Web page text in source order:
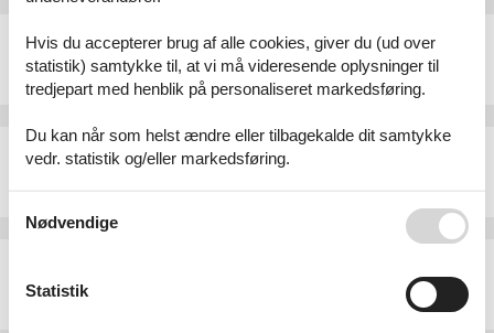
Sommerhus - 7 personer - Kystvejen - 7870 - Roslev
Emne nr.:548-99989108
7 personer
Sommerhus - 6 personer - Følvigvej - 7870 - Roslev
Emne nr.:548-99977929
Hvis du accepterer brug af alle cookies, giver du (ud over
statistik) samtykke til, at vi må videresende oplysninger til
tredjepart med henblik på personaliseret markedsføring.
Du kan når som helst ændre eller tilbagekalde dit samtykke
vedr. statistik og/eller markedsføring.
Nødvendige
Statistik